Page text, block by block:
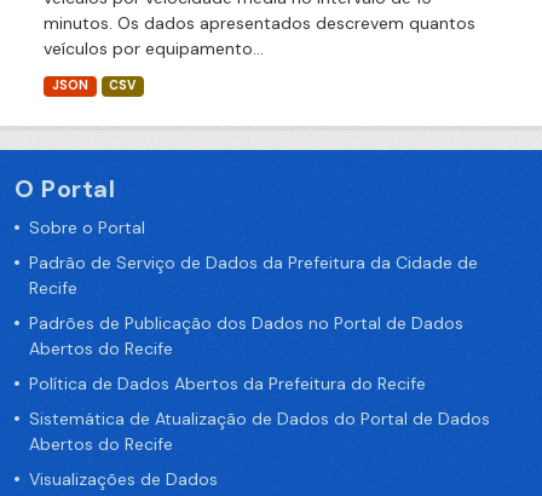
minutos. Os dados apresentados descrevem quantos
veículos por equipamento...
JSON CSV
O Portal
Sobre o Portal
Padrão de Serviço de Dados da Prefeitura da Cidade de
Recife
Padrões de Publicação dos Dados no Portal de Dados
Abertos do Recife
Política de Dados Abertos da Prefeitura do Recife
Sistemática de Atualização de Dados do Portal de Dados
Abertos do Recife
Visualizações de Dados